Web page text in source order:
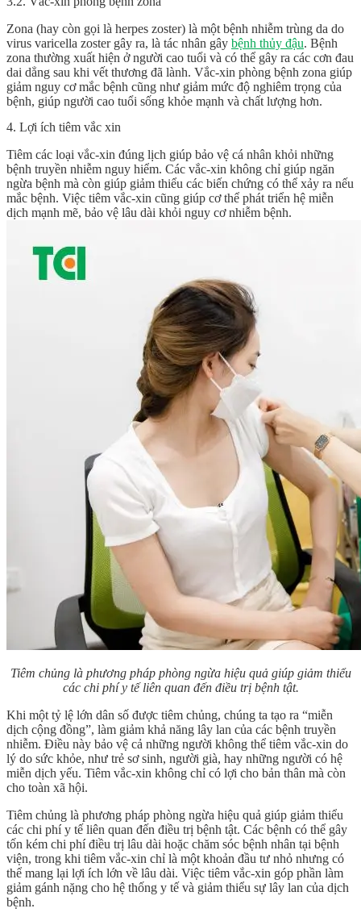
Zona (hay còn gọi là herpes zoster) là một bệnh nhiễm trùng da do
virus varicella zoster gây ra, là tác nhân gây bệnh thủy đậu. Bệnh
zona thường xuất hiện ở người cao tuổi và có thể gây ra các cơn đau
dai dẳng sau khi vết thương đã lành. Vắc-xin phòng bệnh zona giúp
giảm nguy cơ mắc bệnh cũng như giảm mức độ nghiêm trọng của
bệnh, giúp người cao tuổi sống khỏe mạnh và chất lượng hơn.
4. Lợi ích tiêm vắc xin
Tiêm các loại vắc-xin đúng lịch giúp bảo vệ cá nhân khỏi những
bệnh truyền nhiễm nguy hiểm. Các vắc-xin không chỉ giúp ngăn
ngừa bệnh mà còn giúp giảm thiểu các biến chứng có thể xảy ra nếu
mắc bệnh. Việc tiêm vắc-xin cũng giúp cơ thể phát triển hệ miễn
dịch mạnh mẽ, bảo vệ lâu dài khỏi nguy cơ nhiễm bệnh.
Tiêm chủng là phương pháp phòng ngừa hiệu quả giúp giảm thiểu
các chi phí y tế liên quan đến điều trị bệnh tật.
Khi một tỷ lệ lớn dân số được tiêm chủng, chúng ta tạo ra “miễn
dịch cộng đồng”, làm giảm khả năng lây lan của các bệnh truyền
nhiễm. Điều này bảo vệ cả những người không thể tiêm vắc-xin do
lý do sức khỏe, như trẻ sơ sinh, người già, hay những người có hệ
miễn dịch yếu. Tiêm vắc-xin không chỉ có lợi cho bản thân mà còn
cho toàn xã hội.
Tiêm chủng là phương pháp phòng ngừa hiệu quả giúp giảm thiểu
các chi phí y tế liên quan đến điều trị bệnh tật. Các bệnh có thể gây
tốn kém chi phí điều trị lâu dài hoặc chăm sóc bệnh nhân tại bệnh
viện, trong khi tiêm vắc-xin chỉ là một khoản đầu tư nhỏ nhưng có
thể mang lại lợi ích lớn về lâu dài. Việc tiêm vắc-xin góp phần làm
giảm gánh nặng cho hệ thống y tế và giảm thiểu sự lây lan của dịch
bệnh.